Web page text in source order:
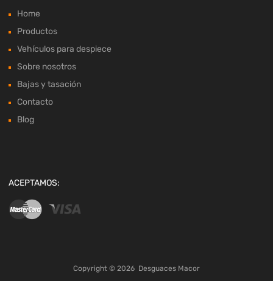
Home
Productos
Vehículos para despiece
Sobre nosotros
Bajas y tasación
Contacto
Blog
ACEPTAMOS:
Copyright © 2026 Desguaces Macor